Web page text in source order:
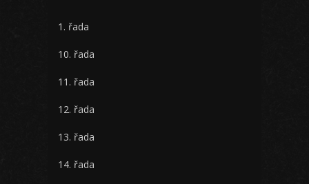
1. řada
10. řada
11. řada
12. řada
13. řada
14. řada